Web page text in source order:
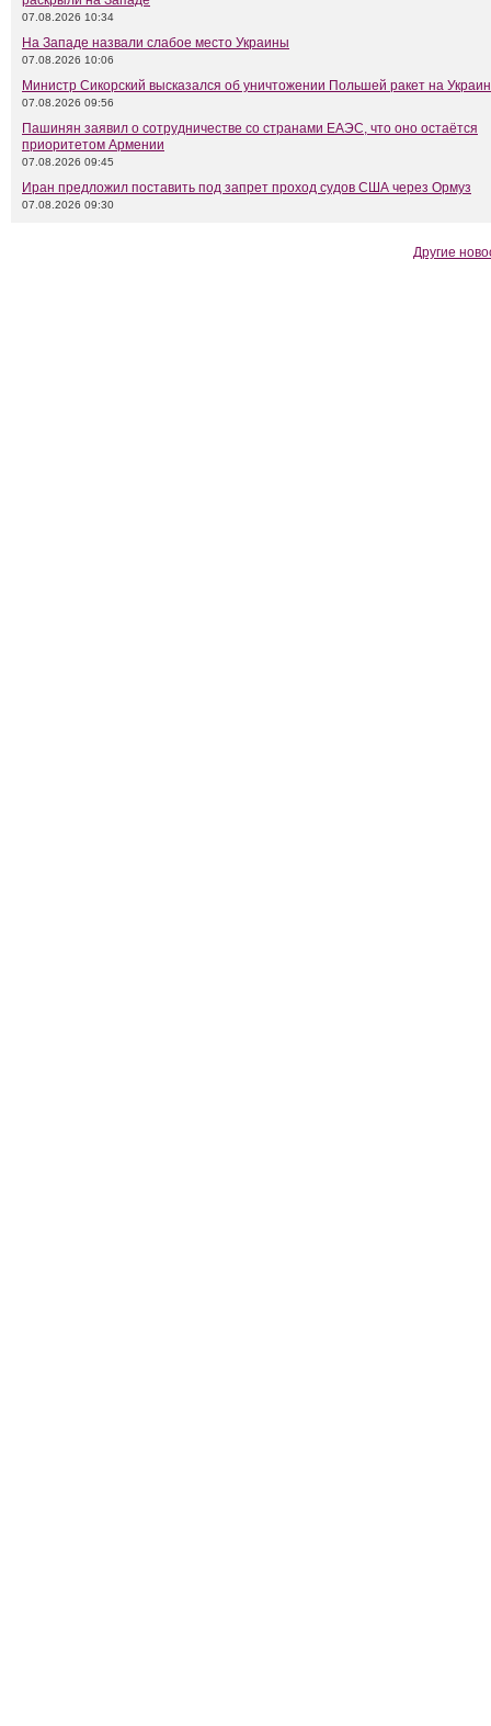
07.08.2026 10:34
На Западе назвали слабое место Украины
07.08.2026 10:06
Министр Сикорский высказался об уничтожении Польшей ракет на
07.08.2026 09:56
Пашинян заявил о сотрудничестве со странами ЕАЭС, что оно остаётся
приоритетом Армении
07.08.2026 09:45
Иран предложил поставить под запрет проход судов США через Ормуз
07.08.2026 09:30
Другие